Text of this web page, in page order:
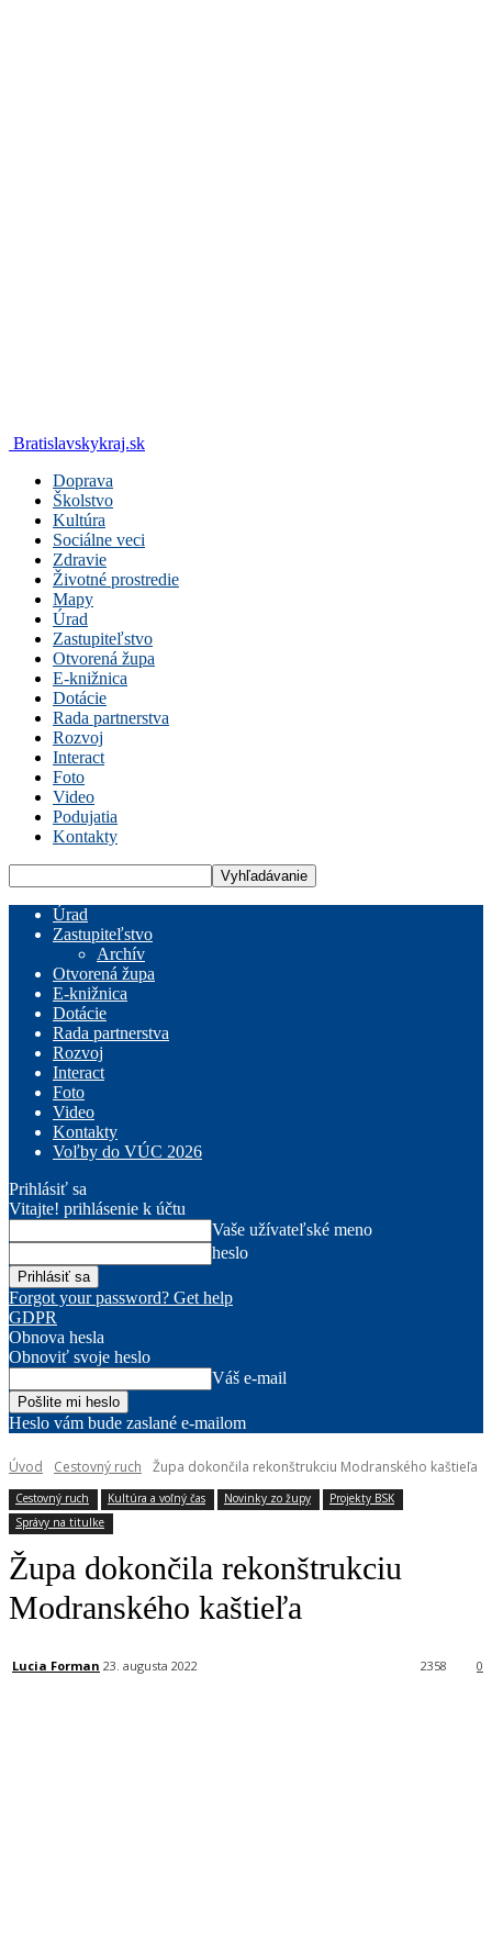
Bratislavskykraj.sk
Doprava
Školstvo
Kultúra
Sociálne veci
Zdravie
Životné prostredie
Mapy
Úrad
Zastupiteľstvo
Otvorená župa
E-knižnica
Dotácie
Rada partnerstva
Rozvoj
Interact
Foto
Video
Podujatia
Kontakty
Úrad
Zastupiteľstvo
Archív
Otvorená župa
E-knižnica
Dotácie
Rada partnerstva
Rozvoj
Interact
Foto
Video
Kontakty
Voľby do VÚC 2026
Prihlásiť sa
Vitajte! prihlásenie k účtu
Vaše užívateľské meno
heslo
Forgot your password? Get help
GDPR
Obnova hesla
Obnoviť svoje heslo
Váš e-mail
Heslo vám bude zaslané e-mailom
Úvod Cestovný ruch Župa dokončila rekonštrukciu Modranského kaštieľa
Cestovný ruch Kultúra a voľný čas Novinky zo župy
Projekty BSK
Správy na titulke
Župa dokončila rekonštrukciu
Modranského kaštieľa
Lucia Forman 23. augusta 2022 0
2358